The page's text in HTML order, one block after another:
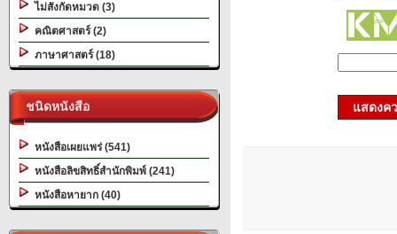
ไม่สังกัดหมวด (3)
คณิตศาสตร์ (2)
ภาษาศาสตร์ (18)
ชนิดหนังสือ
หนังสือเผยแพร่ (541)
หนังสือลิขสิทธิ์สำนักพิมพ์ (241)
หนังสือหายาก (40)
แสดงค